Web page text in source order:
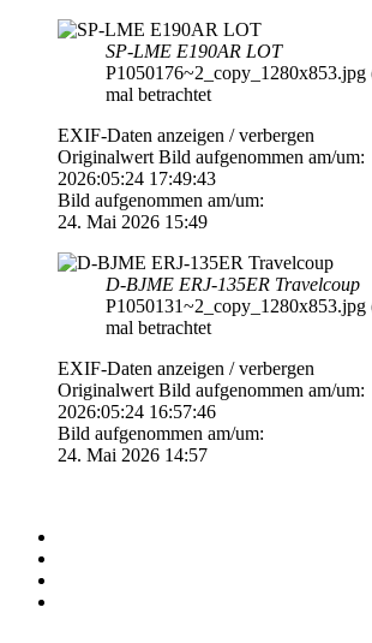
SP-LME E190AR LOT
mal betrachtet
EXIF-Daten anzeigen / verbergen
Originalwert Bild aufgenommen am/um:
2026:05:24 17:49:43
Bild aufgenommen am/um:
24. Mai 2026 15:49
D-BJME ERJ-135ER Travelcoup
mal betrachtet
EXIF-Daten anzeigen / verbergen
Originalwert Bild aufgenommen am/um:
2026:05:24 16:57:46
Bild aufgenommen am/um:
24. Mai 2026 14:57